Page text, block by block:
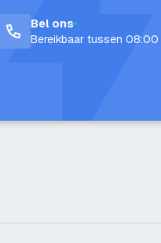
Bel ons
Bereikbaar tussen 08:00